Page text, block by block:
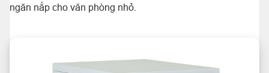
ngăn nắp cho văn phòng nhỏ.